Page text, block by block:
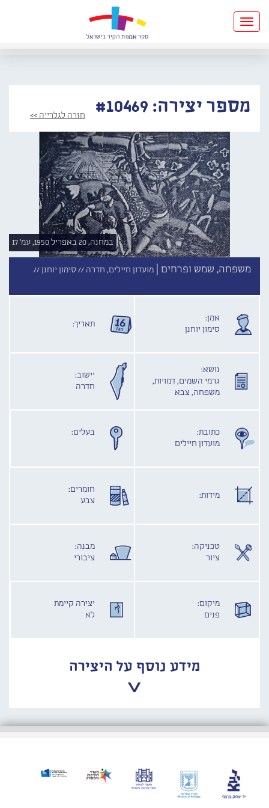
Toggle
navigation
מספר יצירה: #10469 חזרה לגלרייה >>
במחנה, 20 באפריל 1950, עמ' 17
משפחה, שמש ופרחים | מועדון חיילים, חדרה // סימון יוחנן //
אמן:
סימון יוחנן
תאריך:
נושא:
גרמי השמים, דמויות,
משפחה, צבא
יישוב:
חדרה
כתובת:
מועדון חיילים
בעלים:
מידות:
חומרים:
צבע
טכניקה:
ציור
מבנה:
ציבורי
מיקום:
פנים
יצירה קיימת
לא
מידע נוסף על היצירה